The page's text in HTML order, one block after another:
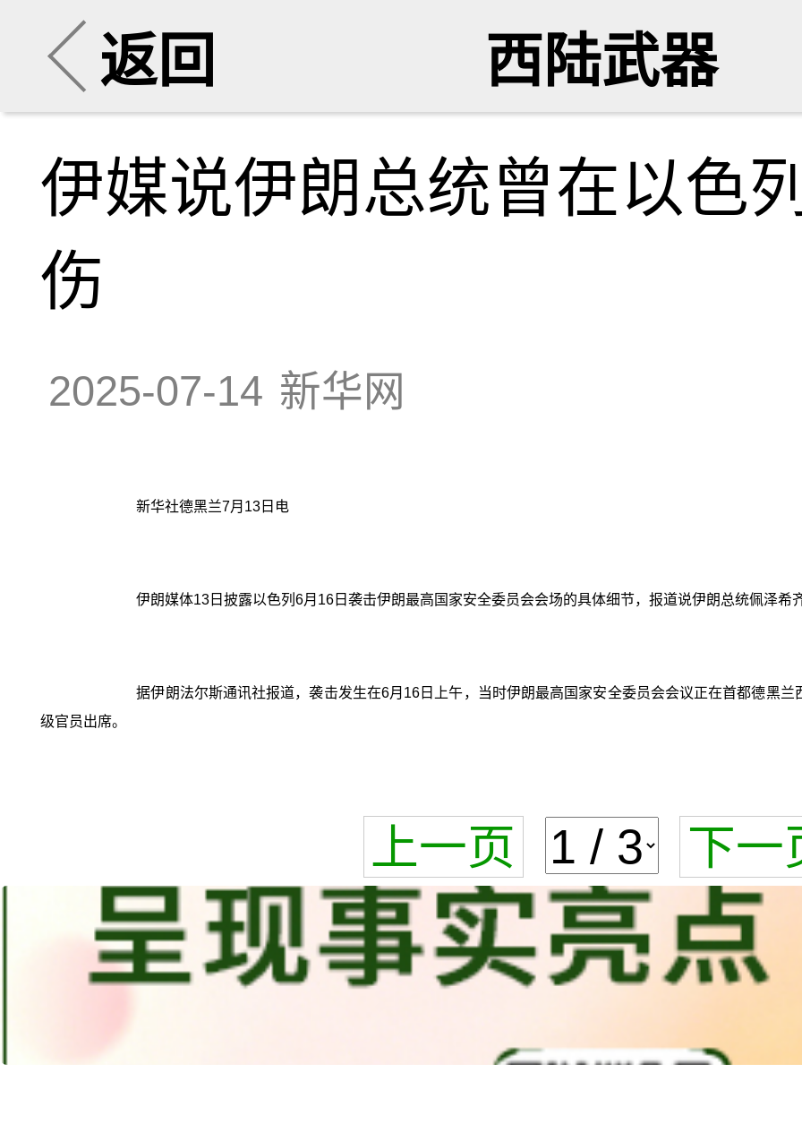
返回 西陆武器
伊媒说伊朗总统曾在以色
伤
2025-07-14 新华网
新华社德黑兰7月13日电
伊朗媒体13日披露以色列6月16日袭击伊朗最高国家安全委员会会场的具体细节，报道说伊朗总统佩泽希
据伊朗法尔斯通讯社报道，袭击发生在6月16日上午，当时伊朗最高国家安全委员会会议正在首都德黑
级官员出席。
上一页 下一